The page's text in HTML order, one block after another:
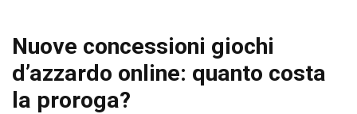
Nuove concessioni giochi
d’azzardo online: quanto costa
la proroga?